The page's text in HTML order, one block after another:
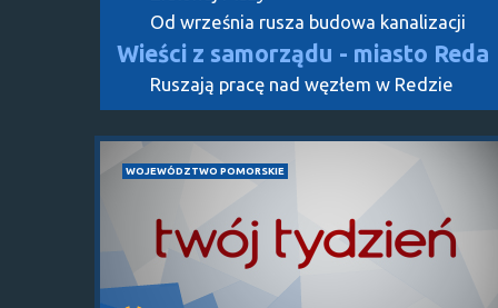
Od września rusza budowa kanalizacji
Wieści z samorządu - miasto Reda
Ruszają pracę nad węzłem w Redzie
WOJEWÓDZTWO POMORSKIE